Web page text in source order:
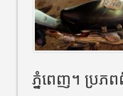
ភ្នំពេញ។ ប្រភ